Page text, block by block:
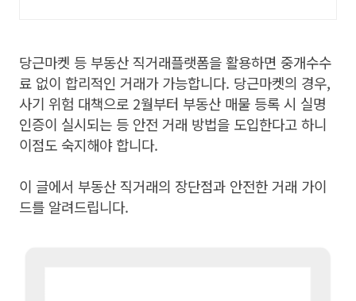
당근마켓 등 부동산 직거래플랫폼을 활용하면 중개수수
료 없이 합리적인 거래가 가능합니다. 당근마켓의 경우,
사기 위험 대책으로 2월부터 부동산 매물 등록 시 실명
인증이 실시되는 등 안전 거래 방법을 도입한다고 하니
이점도 숙지해야 합니다.
이 글에서 부동산 직거래의 장단점과 안전한 거래 가이
드를 알려드립니다.